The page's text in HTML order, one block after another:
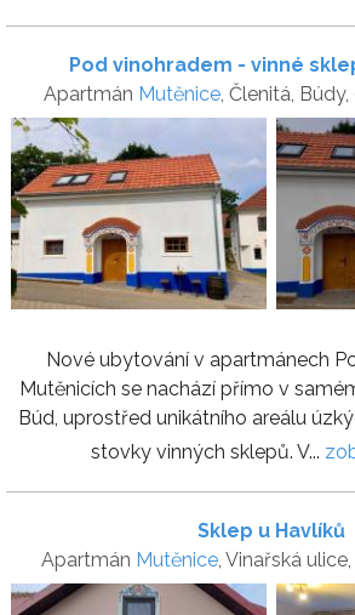
Pod vinohradem - vinné
Apartmán Mutěnice, Členitá,
Nové ubytování v apartmánech
Mutěnicích se nachází přímo v
Búd, uprostřed unikátního areálu
stovky vinných sklepů. V...
Sklep u Havlíků
Apartmán Mutěnice, Vinařská